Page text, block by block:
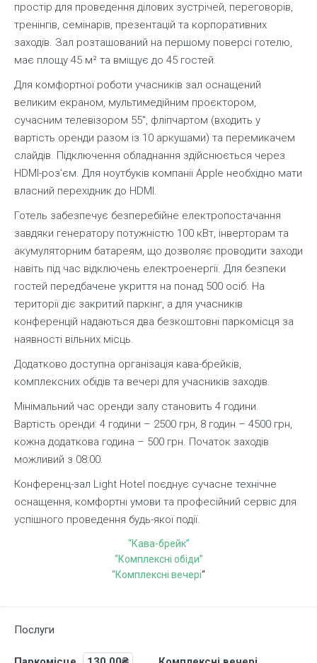
простір для проведення ділових зустрічей, переговорів,
тренінгів, семінарів, презентацій та корпоративних
заходів. Зал розташований на першому поверсі готелю,
має площу 45 м² та вміщує до 45 гостей.
Для комфортної роботи учасників зал оснащений
великим екраном, мультимедійним проєктором,
сучасним телевізором 55″, фліпчартом (входить у
вартість оренди разом із 10 аркушами) та перемикачем
слайдів. Підключення обладнання здійснюється через
HDMI-роз’єм. Для ноутбуків компанії Apple необхідно мати
власний перехідник до HDMI.
Готель забезпечує безперебійне електропостачання
завдяки генератору потужністю 100 кВт, інверторам та
акумуляторним батареям, що дозволяє проводити заходи
навіть під час відключень електроенергії. Для безпеки
гостей передбачене укриття на понад 500 осіб. На
території діє закритий паркінг, а для учасників
конференцій надаються два безкоштовні паркомісця за
наявності вільних місць.
Додатково доступна організація кава-брейків,
комплексних обідів та вечері для учасників заходів.
Мінімальний час оренди залу становить 4 години.
Вартість оренди: 4 години – 2500 грн, 8 годин – 4500 грн,
кожна додаткова година – 500 грн. Початок заходів
можливий з 08:00.
Конференц-зал Light Hotel поєднує сучасне технічне
оснащення, комфортні умови та професійний сервіс для
успішного проведення будь-якої події.
“Кава-брейк”
“Комплексні обіди”
“Комплексні вечері“
Послуги